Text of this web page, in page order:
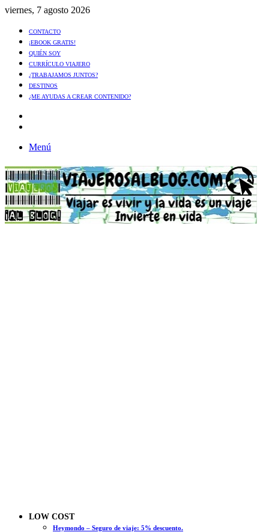
viernes, 7 agosto 2026
CONTACTO
¡EBOOK GRATIS!
QUIÉN SOY
CURRÍCULO VIAJERO
¿TRABAJAMOS JUNTOS?
DESTINOS
¿ME AYUDAS A CREAR CONTENIDO?
Menú
LOW COST
Heymondo – Seguro de viaje: 5% descuento.